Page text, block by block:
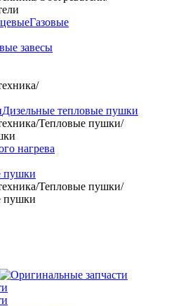
Газовые
завесы
/
Дизельные тепловые пушки
/Тепловые пушки/
нагрева
пушки
/Тепловые пушки/
пушки